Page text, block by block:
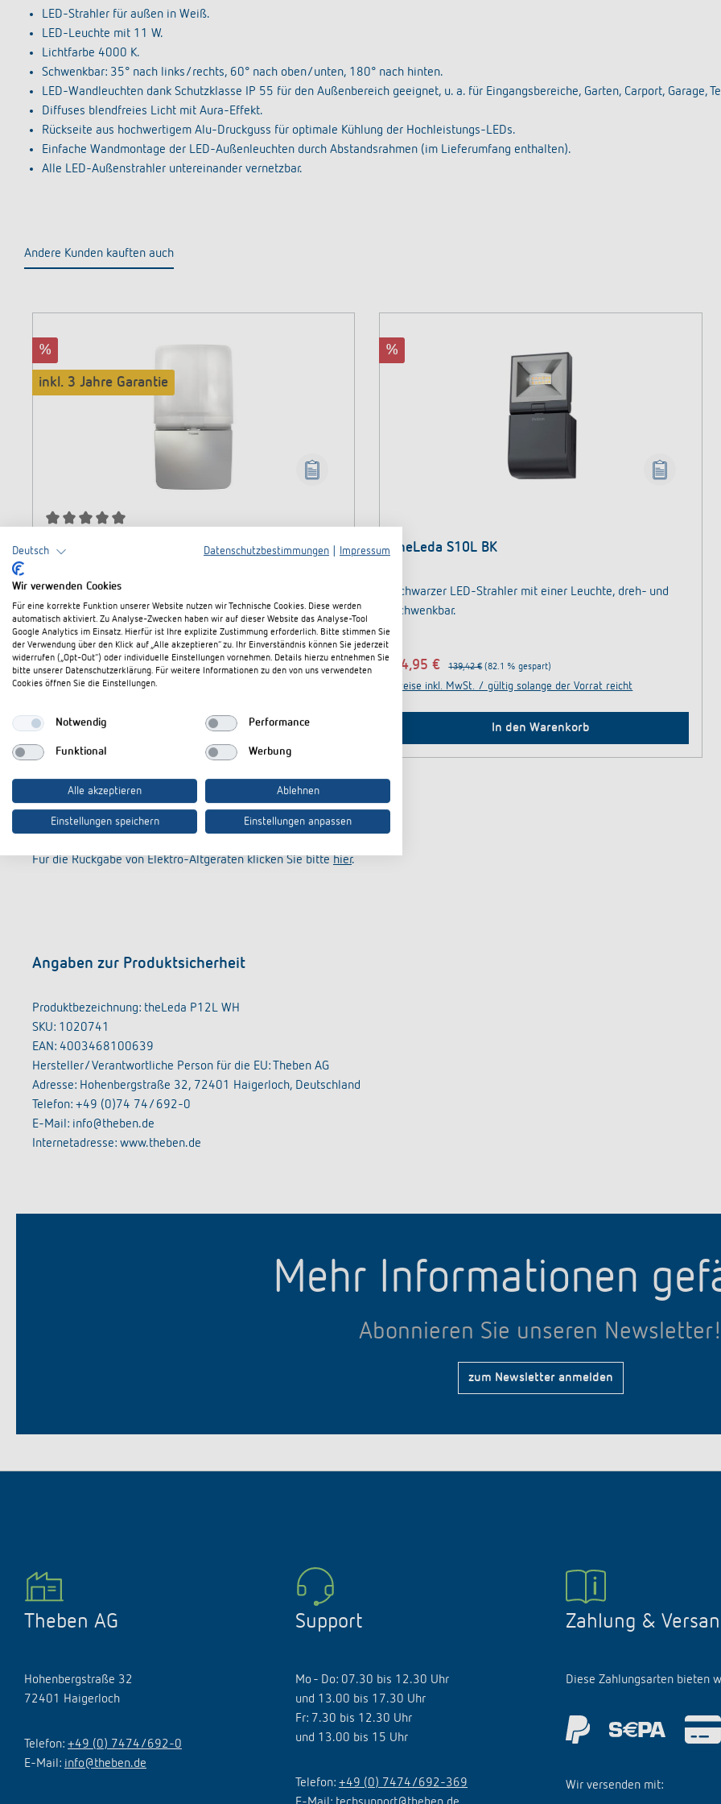
LED-Strahler für außen in Weiß.
LED-Leuchte mit 11 W.
Lichtfarbe 4000 K.
Schwenkbar: 35° nach links/rechts, 60° nach oben/unten, 180° nach hinten.
LED-Wandleuchten dank Schutzklasse IP 55 für den Außenbereich geeignet, u. a. für Eingangsbereiche, Garten, Carport, Garage,
Diffuses blendfreies Licht mit Aura-Effekt.
Rückseite aus hochwertigem Alu-Druckguss für optimale Kühlung der Hochleistungs-LEDs.
Einfache Wandmontage der LED-Außenleuchten durch Abstandsrahmen (im Lieferumfang enthalten).
Alle LED-Außenstrahler untereinander vernetzbar.
Andere Kunden kauften auch
%
inkl. 3 Jahre Garantie
theLeda P12L AL
Aluminium-Optik LED-Strahler für außen.
29,95 € 199,94 € (85.02 % gespart)
Preise inkl. MwSt. / gültig solange der Vorrat reicht
%
theLeda S10L BK
Schwarzer LED-Strahler mit einer Leuchte, dreh- und
schwenkbar.
24,95 € 139,42 € (82.1 % gespart)
Preise inkl. MwSt. / gültig solange der Vorrat reicht
In den Warenkorb
Für die Rückgabe von Elektro-Altgeräten klicken Sie bitte hier.
Angaben zur Produktsicherheit
Produktbezeichnung: theLeda P12L WH
SKU: 1020741
EAN: 4003468100639
Hersteller/ Verantwortliche Person für die EU: Theben AG
Adresse: Hohenbergstraße 32, 72401 Haigerloch, Deutschland
Telefon: +49 (0)74 74/ 692-0
E-Mail: info@theben.de
Internetadresse: www.theben.de
Mehr Informationen
Abonnieren Sie unseren Newsletter!
zum Newsletter anmelden
Theben AG
Hohenbergstraße 32
72401 Haigerloch
Telefon: +49 (0) 7474/692-0
E-Mail: info@theben.de
Support
Mo - Do: 07.30 bis 12.30 Uhr
und 13.00 bis 17.30 Uhr
Fr: 7.30 bis 12.30 Uhr
und 13.00 bis 15 Uhr
Telefon: +49 (0) 7474/692-369
Zahlung &
Diese Zahlungsarten bieten
Wir versenden mit:
Deutsch Datenschutzbestimmungen Impressum
Wir verwenden Cookies
Für eine korrekte Funktion unserer Website nutzen wir Technische Cookies. Diese werden
automatisch aktiviert. Zu Analyse-Zwecken haben wir auf dieser Website das Analyse-Tool
Google Analytics im Einsatz. Hierfür ist Ihre explizite Zustimmung erforderlich. Bitte stimmen Sie
der Verwendung über den Klick auf „Alle akzeptieren“ zu. Ihr Einverständnis können Sie jederzeit
widerrufen („Opt-Out“) oder individuelle Einstellungen vornehmen. Details hierzu entnehmen Sie
bitte unserer Datenschutzerklärung. Für weitere Informationen zu den von uns verwendeten
Cookies öffnen Sie die Einstellungen.
Notwendig Performance
Funktional Werbung
Alle akzeptieren Ablehnen
Einstellungen speichern Einstellungen anpassen